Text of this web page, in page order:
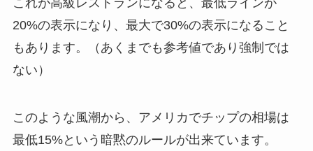
これが高級レストランになると、最低ラインが
20%の表示になり、最大で30%の表示になること
もあります。（あくまでも参考値であり強制では
ない）
このような風潮から、アメリカでチップの相場は
最低15%という暗黙のルールが出来ています。